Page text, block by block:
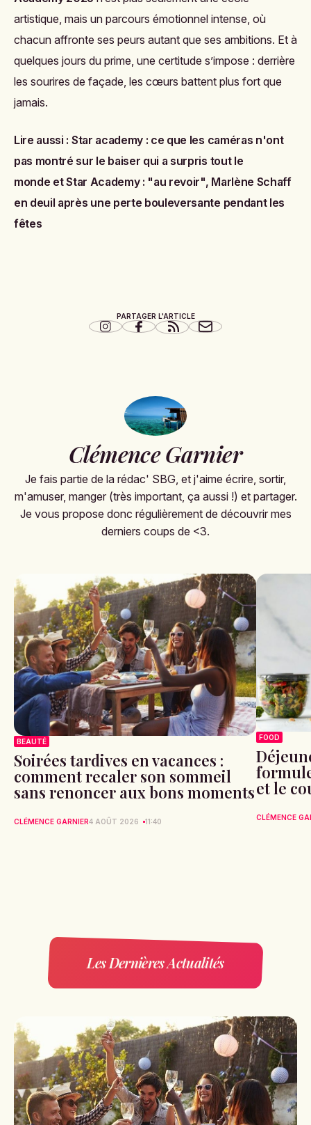
artistique, mais un parcours émotionnel intense, où
chacun affronte ses peurs autant que ses ambitions. Et à
quelques jours du prime, une certitude s’impose : derrière
les sourires de façade, les cœurs battent plus fort que
jamais.
Lire aussi : Star academy : ce que les caméras n'ont
pas montré sur le baiser qui a surpris tout le
monde etStar Academy : "au revoir", Marlène Schaff
en deuil après une perte bouleversante pendant les
fêtes
PARTAGER L'ARTICLE
Clémence Garnier
Je fais partie de la rédac' SBG, et j'aime écrire, sortir,
m'amuser, manger (très important, ça aussi !) et partager.
Je vous propose donc régulièrement de découvrir mes
derniers coups de <3.
BEAUTÉ
Soirées tardives en vacances :
comment recaler son sommeil
sans renoncer aux bons moments
CLÉMENCE GARNIER4 AOÛT 2026 11:40
FOOD
et le
CLÉMENCE
Les Dernières Actualités